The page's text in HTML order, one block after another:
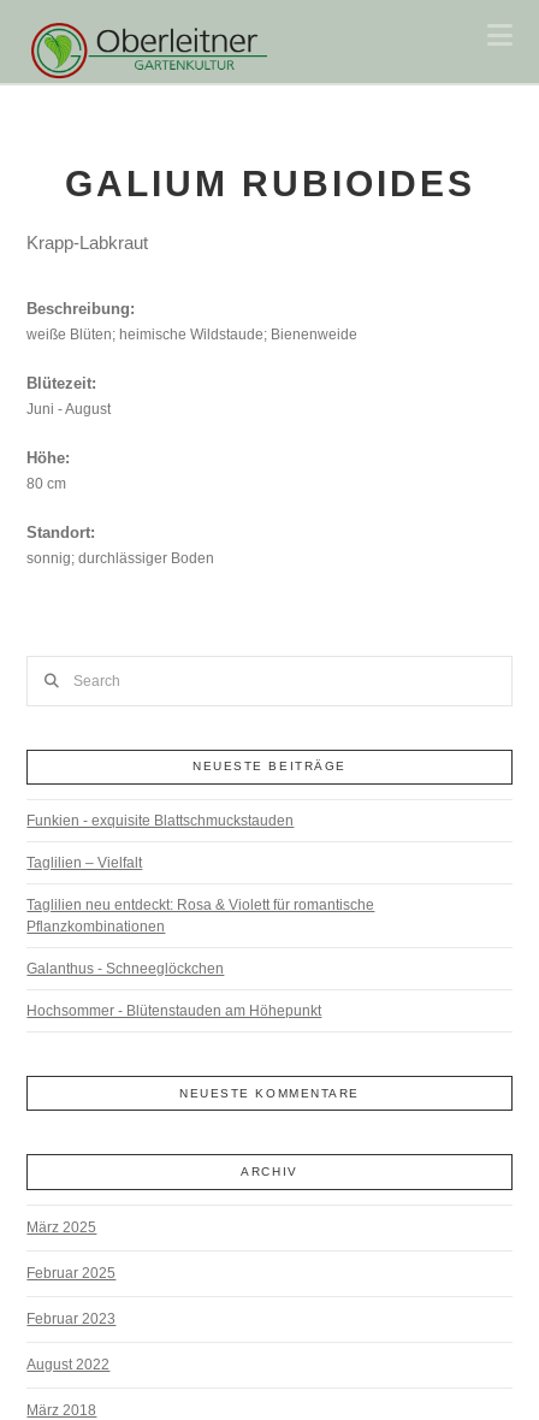
GALIUM RUBIOIDES
Krapp-Labkraut
Beschreibung:
weiße Blüten; heimische Wildstaude; Bienenweide
Blütezeit:
Juni - August
Höhe:
80 cm
Standort:
sonnig; durchlässiger Boden
NEUESTE BEITRÄGE
Funkien - exquisite Blattschmuckstauden
Taglilien – Vielfalt
Taglilien neu entdeckt: Rosa & Violett für romantische
Pflanzkombinationen
Galanthus - Schneeglöckchen
Hochsommer - Blütenstauden am Höhepunkt
NEUESTE KOMMENTARE
ARCHIV
März 2025
Februar 2025
Februar 2023
August 2022
März 2018